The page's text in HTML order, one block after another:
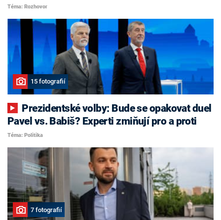
Téma: Rozhovor
15 fotografií
Pavel vs. Babiš? Experti zmiňují pro a proti
Téma: Politika
7 fotografií